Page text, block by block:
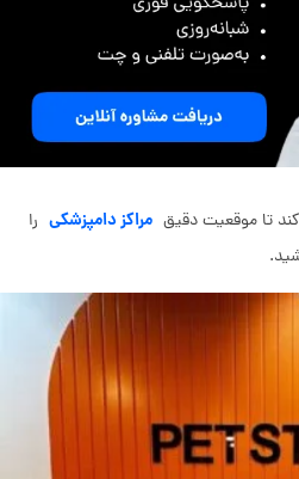
تا موقعیت دقیق مراکز دامپزشکی را